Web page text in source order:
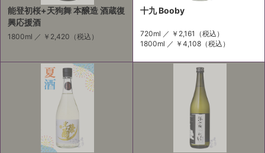
能登初桜+天狗舞 本醸造 酒蔵復
興応援酒
1800ml ／ ￥2,420 （税込）
十九 Booby
720ml ／ ￥2,161 （税込）
1800ml ／ ￥4,108（税込）